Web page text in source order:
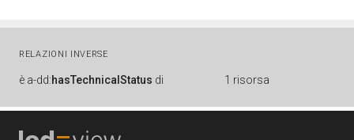
RELAZIONI INVERSE
è a-dd:hasTechnicalStatus di 1 risorsa